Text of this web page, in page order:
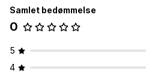
Samlet bedømmelse
0
5
4